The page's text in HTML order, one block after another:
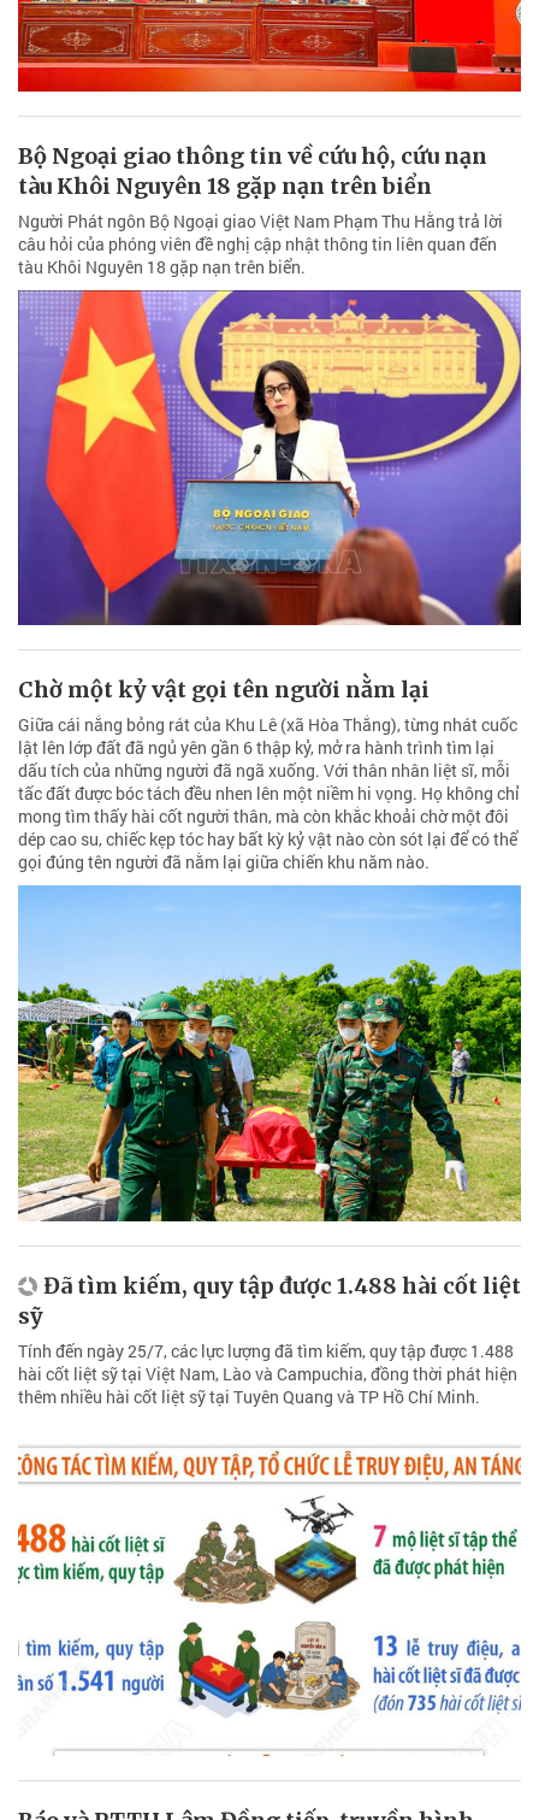
Bộ Ngoại giao thông tin về cứu hộ, cứu nạn
tàu Khôi Nguyên 18 gặp nạn trên biển
Người Phát ngôn Bộ Ngoại giao Việt Nam Phạm Thu Hằng trả lời
câu hỏi của phóng viên đề nghị cập nhật thông tin liên quan đến
tàu Khôi Nguyên 18 gặp nạn trên biển.
Chờ một kỷ vật gọi tên người nằm lại
Giữa cái nắng bỏng rát của Khu Lê (xã Hòa Thắng), từng nhát cuốc
lật lên lớp đất đã ngủ yên gần 6 thập kỷ, mở ra hành trình tìm lại
dấu tích của những người đã ngã xuống. Với thân nhân liệt sĩ, mỗi
tấc đất được bóc tách đều nhen lên một niềm hi vọng. Họ không chỉ
mong tìm thấy hài cốt người thân, mà còn khắc khoải chờ một đôi
dép cao su, chiếc kẹp tóc hay bất kỳ kỷ vật nào còn sót lại để có thể
gọi đúng tên người đã nằm lại giữa chiến khu năm nào.
Đã tìm kiếm, quy tập được 1.488 hài cốt liệt
sỹ
Tính đến ngày 25/7, các lực lượng đã tìm kiếm, quy tập được 1.488
hài cốt liệt sỹ tại Việt Nam, Lào và Campuchia, đồng thời phát hiện
thêm nhiều hài cốt liệt sỹ tại Tuyên Quang và TP Hồ Chí Minh.